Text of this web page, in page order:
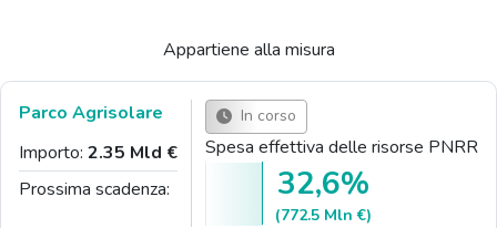
Appartiene alla misura
Parco Agrisolare
Importo: 2.35 Mld €
Prossima scadenza:
In corso
Spesa effettiva delle risorse PNRR
32,6%
(772.5 Mln €)